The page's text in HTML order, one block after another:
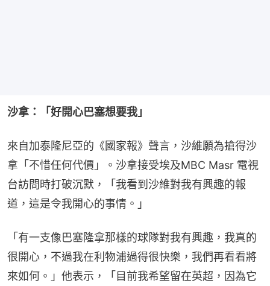
沙拿：「好開心巴塞想要我」
來自加泰隆尼亞的《國家報》聲言，沙維願為搶得沙
拿「不惜任何代價」。沙拿接受埃及MBC Masr 電視
台訪問時打破沉默，「我看到沙維對我有興趣的報
道，這是令我開心的事情。」
「有一支像巴塞隆拿那樣的球隊對我有興趣，我真的
很開心，不過我在利物浦過得很快樂，我們再看看將
來如何。」他表示，「目前我希望留在英超，因為它